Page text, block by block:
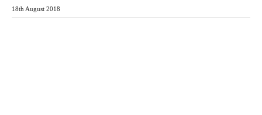
18th August 2018